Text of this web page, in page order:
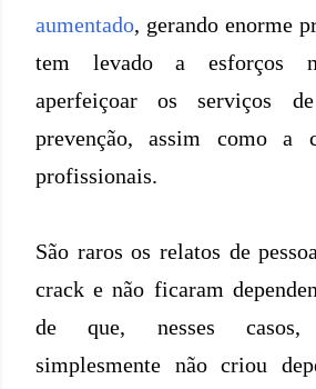
aumentado, gerando enorme
tem levado a esforços
aperfeiçoar os serviços
prevenção, assim como a
profissionais.
São raros os relatos de
crack e não ficaram
de que, nesses
simplesmente não criou